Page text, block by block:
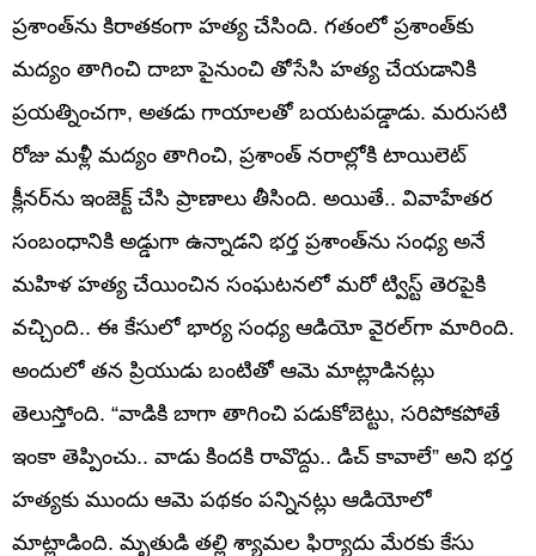
ప్రశాంత్‌ను కిరాతకంగా హత్య చేసింది. గతంలో ప్రశాంత్‌కు
మద్యం తాగించి దాబా పైనుంచి తోసేసి హత్య చేయడానికి
ప్రయత్నించగా, అతడు గాయాలతో బయటపడ్డాడు. మరుసటి
రోజు మళ్లీ మద్యం తాగించి, ప్రశాంత్ నరాల్లోకి టాయిలెట్
క్లీనర్‌ను ఇంజెక్ట్ చేసి ప్రాణాలు తీసింది. అయితే.. వివాహేతర
సంబంధానికి అడ్డుగా ఉన్నాడని భర్త ప్రశాంత్‌ను సంధ్య అనే
మహిళ హత్య చేయించిన సంఘటనలో మరో ట్విస్ట్ తెరపైకి
వచ్చింది.. ఈ కేసులో భార్య సంధ్య ఆడియో వైరల్‌గా మారింది.
అందులో తన ప్రియుడు బంటితో ఆమె మాట్లాడినట్లు
తెలుస్తోంది. “వాడికి బాగా తాగించి పడుకోబెట్టు, సరిపోకపోతే
ఇంకా తెప్పించు.. వాడు కిందకి రావొద్దు.. డిచ్ కావాలే” అని భర్త
హత్యకు ముందు ఆమె పథకం పన్నినట్లు ఆడియోలో
మాట్లాడింది. మృతుడి తల్లి శ్యామల ఫిర్యాదు మేరకు కేసు